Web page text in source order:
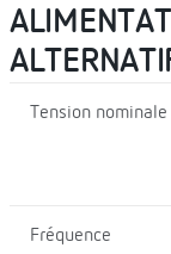
Tension nominale
Fréquence